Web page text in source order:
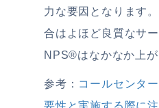
力な要因となります
合はよほど良質なサ
NPS®︎はなかなか上が
参考： コールセンタ
要性と実施する際に